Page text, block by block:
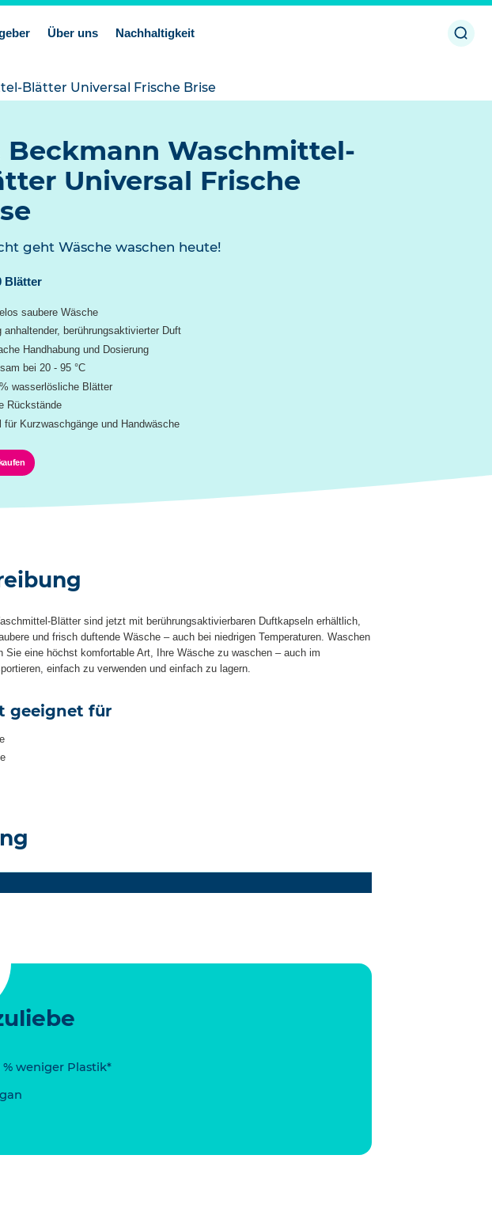
Über uns Nachhaltigkeit
Blätter Universal Frische Brise
Beckmann Waschmittel-
Universal Frische
geht Wäsche waschen heute!
Blätter
saubere Wäsche
anhaltender, berührungsaktivierter Duft
Handhabung und Dosierung
bei 20 - 95 °C
wasserlösliche Blätter
Rückstände
für Kurzwaschgänge und Handwäsche
Blätter sind jetzt mit berührungsaktivierbaren Duftkapseln erhältlich,
und frisch duftende Wäsche – auch bei niedrigen Temperaturen. Waschen
eine höchst komfortable Art, Ihre Wäsche zu waschen – auch im
einfach zu verwenden und einfach zu lagern.
geeignet für
% weniger Plastik*